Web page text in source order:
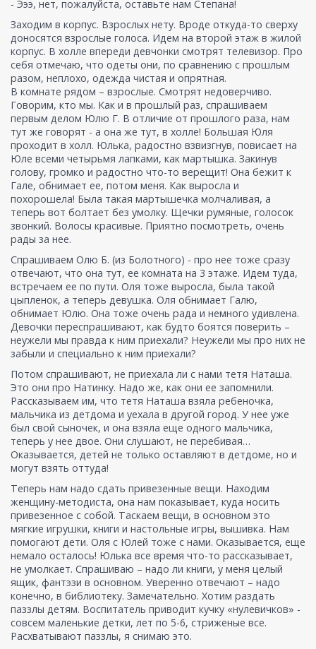
- Эээ, нет, пожалуйста, оставьте нам Степана!
Заходим в корпус. Взрослых нету. Вроде откуда-то сверху
доносятся взрослые голоса. Идем на второй этаж в жилой
корпус. В холле впереди девчонки смотрят телевизор. Про
себя отмечаю, что одеты они, по сравнению с прошлым
разом, неплохо, одежда чистая и опрятная.
В комнате рядом – взрослые. Смотрят недоверчиво.
Говорим, кто мы. Как и в прошлый раз, спрашиваем
первым делом Юлю Г. В отличие от прошлого раза, нам
тут же говорят - а она же тут, в холле! Большая Юля
проходит в холл. Юлька, радостно взвизгнув, повисает на
Юле всеми четырьмя лапками, как мартышка. Закинув
голову, громко и радостно что-то верещит! Она бежит к
Гале, обнимает ее, потом меня. Как выросла и
похорошела! Была такая мартышечка молчаливая, а
теперь вот болтает без умолку. Щечки румяные, голосок
звонкий. Волосы красивые. Приятно посмотреть, очень
рады за нее.
Спрашиваем Олю Б. (из Болотного) - про нее тоже сразу
отвечают, что она тут, ее комната на 3 этаже. Идем туда,
встречаем ее по пути. Оля тоже выросла, была такой
цыпленок, а теперь девушка. Оля обнимает Галю,
обнимает Юлю. Она тоже очень рада и немного удивлена.
Девочки переспрашивают, как будто боятся поверить –
неужели мы правда к ним приехали? Неужели мы про них не
забыли и специально к ним приехали?
Потом спрашивают, не приехала ли с нами тетя Наташа.
Это они про Натинку. Надо же, как они ее запомнили.
Рассказываем им, что тетя Наташа взяла ребеночка,
мальчика из детдома и уехала в другой город. У нее уже
был свой сыночек, и она взяла еще одного мальчика,
теперь у нее двое. Они слушают, не перебивая…
Оказывается, детей не только оставляют в детдоме, но и
могут взять оттуда!
Теперь нам надо сдать привезенные вещи. Находим
женщину-методиста, она нам показывает, куда носить
привезенное с собой. Таскаем вещи, в основном это
мягкие игрушки, книги и настольные игры, вышивка. Нам
помогают дети. Оля с Юлей тоже с нами. Оказывается, еще
немало осталось! Юлька все время что-то рассказывает,
не умолкает. Спрашиваю – надо ли книги, у меня целый
ящик, фантэзи в основном. Уверенно отвечают – надо
конечно, в библиотеку. Замечательно. Хотим раздать
паззлы детям. Воспитатель приводит кучку «нулевичков» -
совсем маленькие детки, лет по 5-6, стриженые все.
Расхватывают паззлы, я снимаю это.